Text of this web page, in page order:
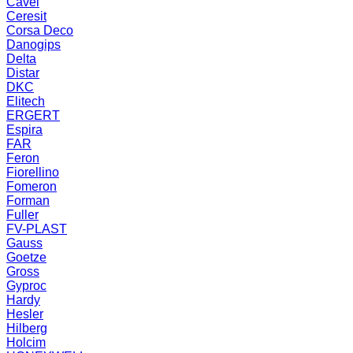
Ceresit
Corsa Deco
Danogips
Delta
Distar
DKC
Elitech
ERGERT
Espira
FAR
Feron
Fiorellino
Fomeron
Forman
Fuller
FV-PLAST
Gauss
Goetze
Gross
Gyproc
Hardy
Hesler
Hilberg
Holcim